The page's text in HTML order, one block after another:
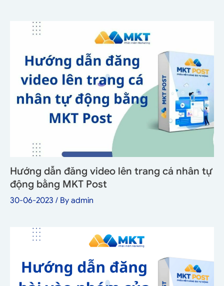
Hướng dẫn đăng video lên trang cá nhân tự
động bằng MKT Post
30-06-2023 / By admin